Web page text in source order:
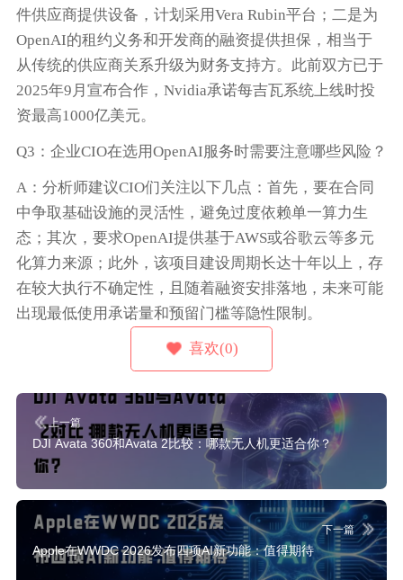
件供应商提供设备，计划采用Vera Rubin平台；二是为
OpenAI的租约义务和开发商的融资提供担保，相当于
从传统的供应商关系升级为财务支持方。此前双方已于
2025年9月宣布合作，Nvidia承诺每吉瓦系统上线时投
资最高1000亿美元。
Q3：企业CIO在选用OpenAI服务时需要注意哪些风险？
A：分析师建议CIO们关注以下几点：首先，要在合同
中争取基础设施的灵活性，避免过度依赖单一算力生
态；其次，要求OpenAI提供基于AWS或谷歌云等多元
化算力来源；此外，该项目建设周期长达十年以上，存
在较大执行不确定性，且随着融资安排落地，未来可能
出现最低使用承诺量和预留门槛等隐性限制。
喜欢(0)
上一篇
DJI Avata 360和Avata 2比较：哪款无人机更适合你？
下一篇
Apple在WWDC 2026发布四项AI新功能：值得期待